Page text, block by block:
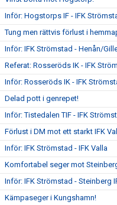
Inför: Hogstorps IF - IFK
Tung men rättvis förlust i
Inför: IFK Strömstad - Henån/
Referat: Rosseröds IK - IFK
Inför: Rosseröds IK - IFK
Delad pott i genrepet!
Inför: Tistedalen TIF - IFK
Förlust i DM mot ett starkt IFK
Inför: IFK Strömstad - IFK Valla
Komfortabel seger mot
Inför: IFK Strömstad - Steinberg
Kämpaseger i Kungshamn!